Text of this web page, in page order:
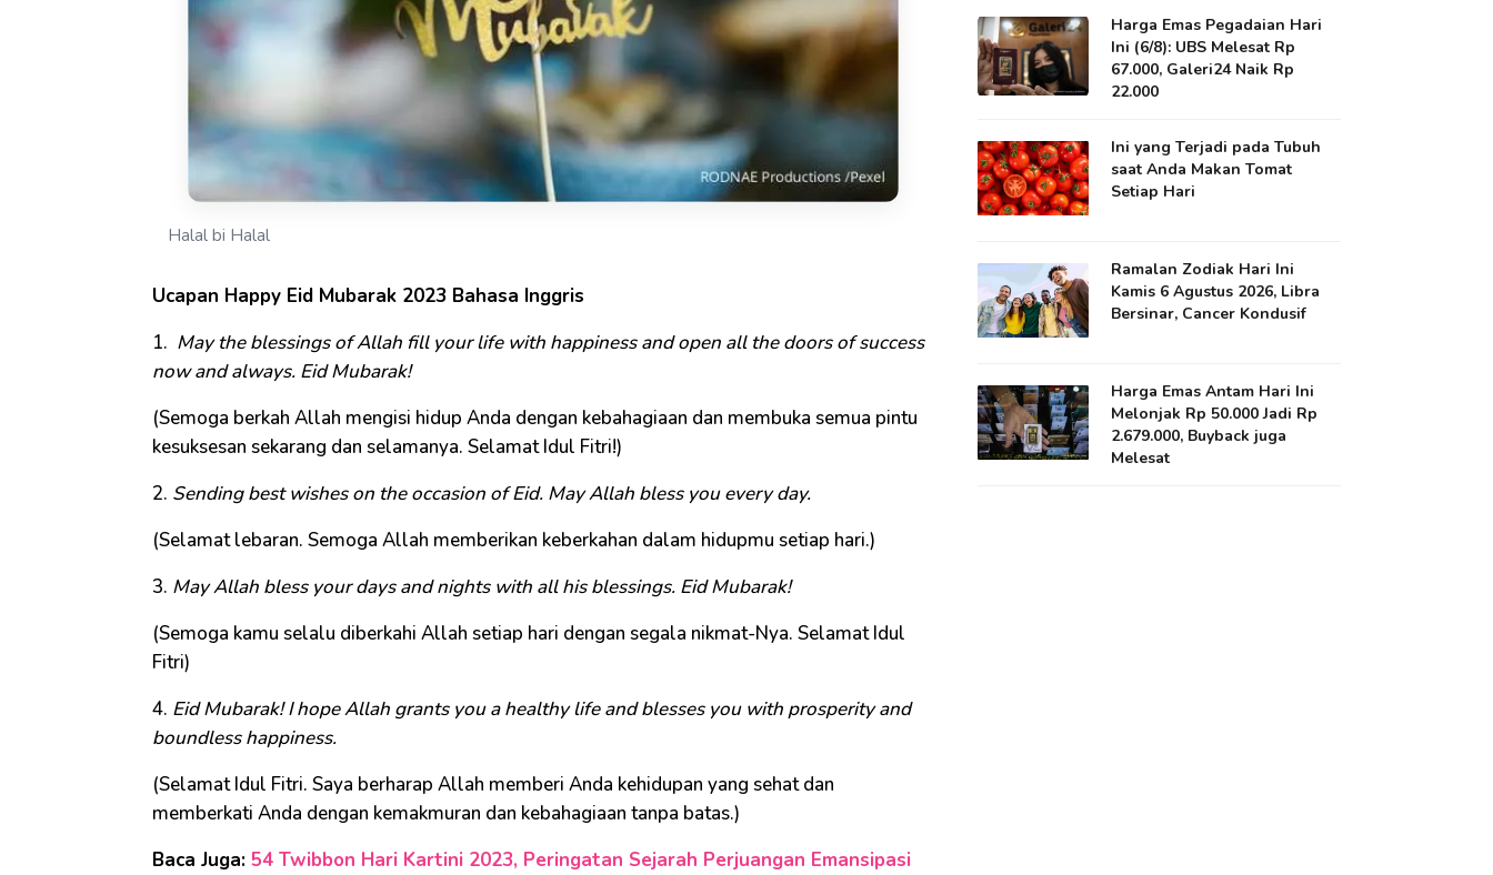
Halal bi Halal
Ucapan Happy Eid Mubarak 2023 Bahasa Inggris
1. May the blessings of Allah fill your life with happiness and open all the doors of success
now and always. Eid Mubarak!
(Semoga berkah Allah mengisi hidup Anda dengan kebahagiaan dan membuka semua pintu
kesuksesan sekarang dan selamanya. Selamat Idul Fitri!)
2. Sending best wishes on the occasion of Eid. May Allah bless you every day.
(Selamat lebaran. Semoga Allah memberikan keberkahan dalam hidupmu setiap hari.)
3. May Allah bless your days and nights with all his blessings. Eid Mubarak!
(Semoga kamu selalu diberkahi Allah setiap hari dengan segala nikmat-Nya. Selamat Idul
Fitri)
4. Eid Mubarak! I hope Allah grants you a healthy life and blesses you with prosperity and
boundless happiness.
(Selamat Idul Fitri. Saya berharap Allah memberi Anda kehidupan yang sehat dan
memberkati Anda dengan kemakmuran dan kebahagiaan tanpa batas.)
Baca Juga: 54 Twibbon Hari Kartini 2023, Peringatan Sejarah Perjuangan Emansipasi
Harga Emas Pegadaian Hari
Ini (6/8): UBS Melesat Rp
67.000, Galeri24 Naik Rp
22.000
Ini yang Terjadi pada Tubuh
saat Anda Makan Tomat
Setiap Hari
Ramalan Zodiak Hari Ini
Kamis 6 Agustus 2026, Libra
Bersinar, Cancer Kondusif
Harga Emas Antam Hari Ini
Melonjak Rp 50.000 Jadi Rp
2.679.000, Buyback juga
Melesat